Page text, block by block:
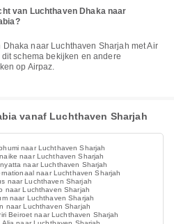
van Luchthaven Dhaka naar
schema bekijken en andere
op Airpaz.
vanaf Luchthaven Sharjah
naar Luchthaven Sharjah
naar Luchthaven Sharjah
naar Luchthaven Sharjah
naar Luchthaven Sharjah
naar Luchthaven Sharjah
naar Luchthaven Sharjah
naar Luchthaven Sharjah
naar Luchthaven Sharjah
Beiroet naar Luchthaven Sharjah